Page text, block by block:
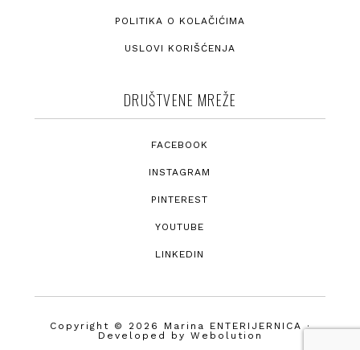
POLITIKA O KOLAČIĆIMA
USLOVI KORIŠĆENJA
DRUŠTVENE MREŽE
FACEBOOK
INSTAGRAM
PINTEREST
YOUTUBE
LINKEDIN
Copyright © 2026 Marina ENTERIJERNICA ·
Developed by Webolution